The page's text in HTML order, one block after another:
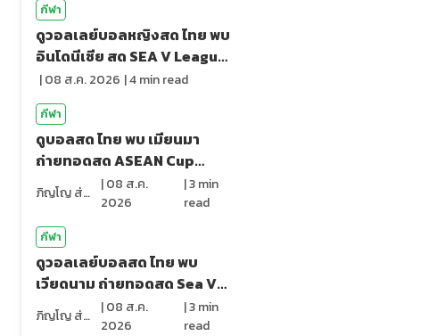
กีฬา
ดูวอลเลย์บอลหญิงสด ไทย พบ
อินโดนีเซีย สด SEA V League
2026
|08 ส.ค. 2026 |4min read
กีฬา
ดูบอลสด ไทย พบ เมียนมา
ถ่ายทอดสด ASEAN Cup
2026 (8 ส.ค. 69)
ภิญโญ ส่องแสง |08 ส.ค.
2026
|3min
read
กีฬา
ดูวอลเลย์บอลสด ไทย พบ
เวียดนาม ถ่ายทอดสด Sea V
League 2026
ภิญโญ ส่องแสง |08 ส.ค.
2026
|3min
read